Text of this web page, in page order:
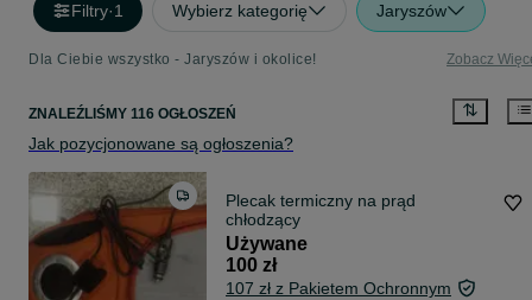
Filtry·1 Wybierz kategorię Jaryszów
Dla Ciebie wszystko - Jaryszów i okolice! Zobacz
ZNALEŹLIŚMY 116 OGŁOSZEŃ
Jak pozycjonowane są ogłoszenia?
Plecak termiczny na prąd
chłodzący
Używane
100 zł
107 zł z Pakietem Ochronnym